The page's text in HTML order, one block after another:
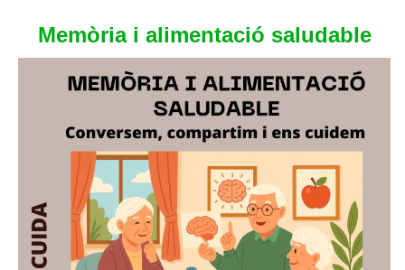
Memòria i alimentació saludable